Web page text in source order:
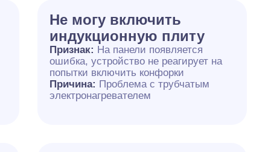
Не могу включить
индукционную плиту
Признак: На панели появляется
ошибка, устройство не реагирует на
попытки включить конфорки
Причина: Проблема с трубчатым
электронагревателем